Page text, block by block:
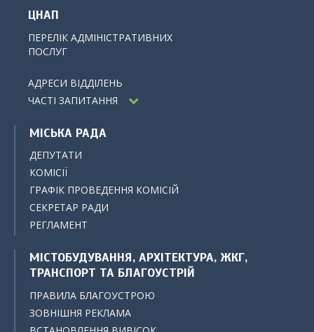
ЦНАП
ПЕРЕЛІК АДМІНІСТРАТИВНИХ
ПОСЛУГ
АДРЕСИ ВІДДІЛЕНЬ
ЧАСТІ ЗАПИТАННЯ
МІСЬКА РАДА
ДЕПУТАТИ
КОМІСІЇ
ГРАФІК ПРОВЕДЕННЯ КОМІСІЙ
СЕКРЕТАР РАДИ
РЕГЛАМЕНТ
МІСТОБУДУВАННЯ, АРХІТЕКТУРА, ЖКГ,
ТРАНСПОРТ ТА БЛАГОУСТРІЙ
ПРАВИЛА БЛАГОУСТРОЮ
ЗОВНІШНЯ РЕКЛАМА